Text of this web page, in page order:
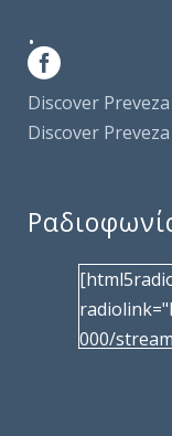
.
Discover Preveza
Discover
000/